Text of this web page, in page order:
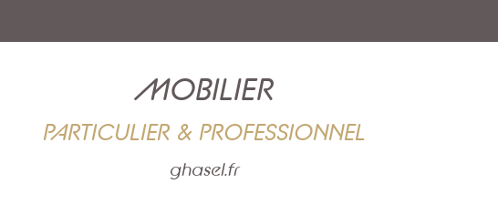
MOBILIER
PARTICULIER & PROFESSIONNEL
ghasel.fr